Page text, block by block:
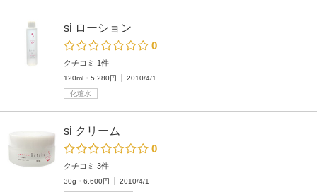
si ローション
0
クチコミ 1件
120ml・5,280円
2010/4/1
化粧水
si クリーム
0
クチコミ 3件
30g・6,600円
2010/4/1